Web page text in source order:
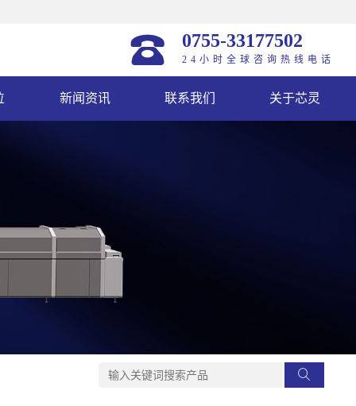
0755-33177502
24小时全球咨询热线电话
新闻资讯 联系我们 关于芯灵